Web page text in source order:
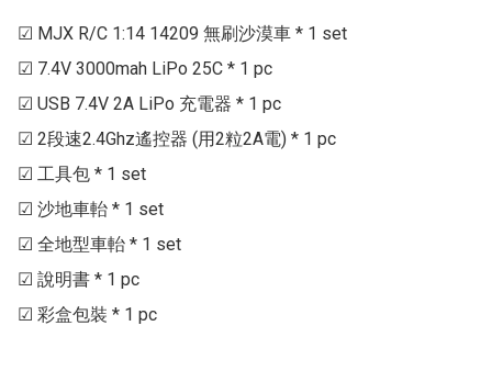
☑ MJX R/C 1:14 14209 無刷沙漠車 * 1 set
☑ 7.4V 3000mah LiPo 25C * 1 pc
☑ USB 7.4V 2A LiPo 充電器 * 1 pc
☑ 2段速2.4Ghz遙控器 (用2粒2A電) * 1 pc
☑ 工具包 * 1 set
☑ 沙地車軩 * 1 set
☑ 全地型車軩 * 1 set
☑ 說明書 * 1 pc
☑ 彩盒包裝 * 1 pc